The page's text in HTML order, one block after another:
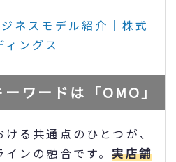
ジネスモデル紹介｜株式
ングス
ワードは「OMO」
る共通点のひとつが、
インの融合です。実店舗